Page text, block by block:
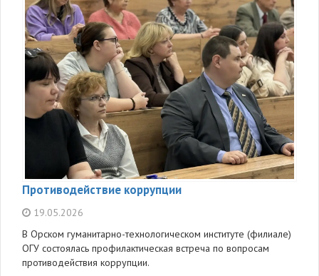
Противодействие коррупции
19.05.2026
В Орском гуманитарно-технологическом институте (филиале)
ОГУ состоялась профилактическая встреча по вопросам
противодействия коррупции.